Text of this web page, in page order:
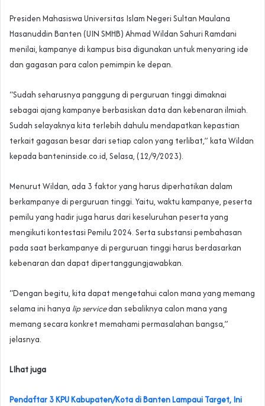
Presiden Mahasiswa Universitas Islam Negeri Sultan Maulana
Hasanuddin Banten (UIN SMHB) Ahmad Wildan Sahuri Ramdani
menilai, kampanye di kampus bisa digunakan untuk menyaring ide
dan gagasan para calon pemimpin ke depan.
“Sudah seharusnya panggung di perguruan tinggi dimaknai
sebagai ajang kampanye berbasiskan data dan kebenaran ilmiah.
Sudah selayaknya kita terlebih dahulu mendapatkan kepastian
terkait gagasan besar dari setiap calon yang terlibat,” kata Wildan
kepada banteninside.co.id, Selasa, (12/9/2023).
Menurut Wildan, ada 3 faktor yang harus diperhatikan dalam
berkampanye di perguruan tinggi. Yaitu, waktu kampanye, peserta
pemilu yang hadir juga harus dari keseluruhan peserta yang
mengikuti kontestasi Pemilu 2024. Serta substansi pembahasan
pada saat berkampanye di perguruan tinggi harus berdasarkan
kebenaran dan dapat dipertanggungjawabkan.
“Dengan begitu, kita dapat mengetahui calon mana yang memang
selama ini hanya lip servicedan sebaliknya calon mana yang
memang secara konkret memahami permasalahan bangsa,”
jelasnya.
LIhat juga
Pendaftar 3 KPU Kabupaten/Kota di Banten Lampaui Target, Ini